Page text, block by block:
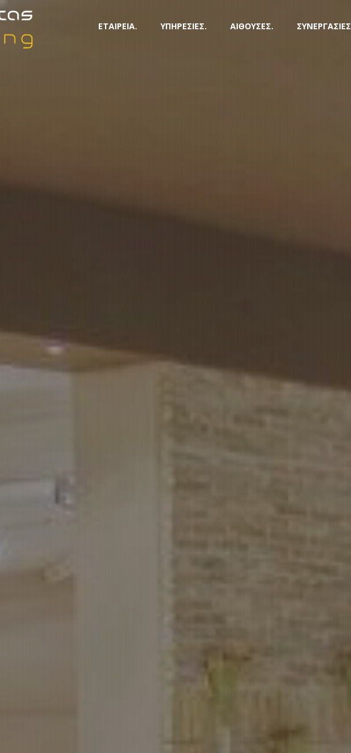
ΕΤΑΙΡΕΙΑ. ΥΠΗΡΕΣΙΕΣ. ΑΙΘΟΥΣΕΣ. ΣΥΝΕΡΓΑΣΙΕΣ